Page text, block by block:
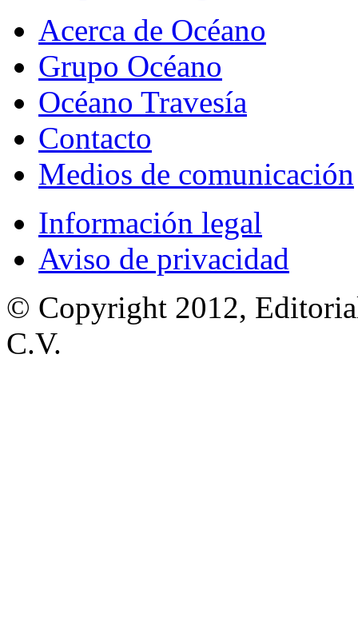
Acerca de Océano
Grupo Océano
Océano Travesía
Contacto
Medios de comunicación
Información legal
Aviso de privacidad
© Copyright 2012,
C.V.